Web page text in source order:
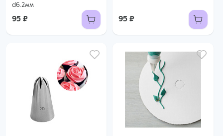
d6.2мм
95 ₽ 95 ₽